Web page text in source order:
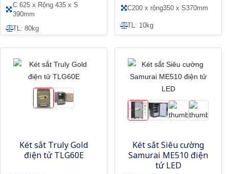
C 625 x Rộng 435 x S
390mm
TL: 80kg
C200 x rộng350 x S370mm
TL: 10kg
Két sắt Truly Gold
điện tử TLG60E
Két sắt Siêu cường
Samurai ME510 điện
tử LED